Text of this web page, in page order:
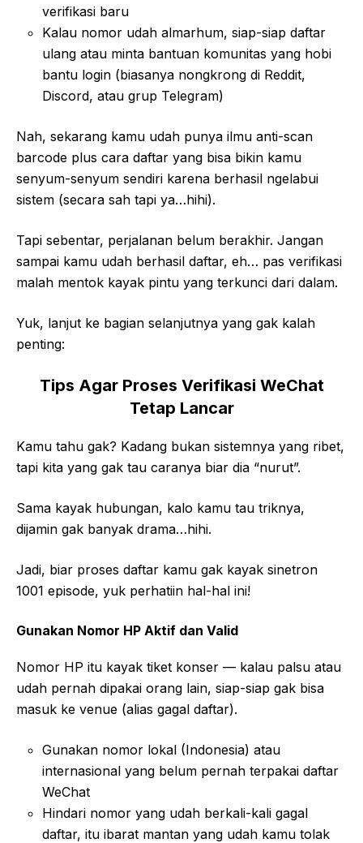
verifikasi baru
Kalau nomor udah almarhum, siap-siap daftar
ulang atau minta bantuan komunitas yang hobi
bantu login (biasanya nongkrong di Reddit,
Discord, atau grup Telegram)
Nah, sekarang kamu udah punya ilmu anti-scan
barcode plus cara daftar yang bisa bikin kamu
senyum-senyum sendiri karena berhasil ngelabui
sistem (secara sah tapi ya…hihi).
Tapi sebentar, perjalanan belum berakhir. Jangan
sampai kamu udah berhasil daftar, eh… pas verifikasi
malah mentok kayak pintu yang terkunci dari dalam.
Yuk, lanjut ke bagian selanjutnya yang gak kalah
penting:
Tips Agar Proses Verifikasi WeChat
Tetap Lancar
Kamu tahu gak? Kadang bukan sistemnya yang ribet,
tapi kita yang gak tau caranya biar dia “nurut”.
Sama kayak hubungan, kalo kamu tau triknya,
dijamin gak banyak drama…hihi.
Jadi, biar proses daftar kamu gak kayak sinetron
1001 episode, yuk perhatiin hal-hal ini!
Gunakan Nomor HP Aktif dan Valid
Nomor HP itu kayak tiket konser — kalau palsu atau
udah pernah dipakai orang lain, siap-siap gak bisa
masuk ke venue (alias gagal daftar).
Gunakan nomor lokal (Indonesia) atau
internasional yang belum pernah terpakai daftar
WeChat
Hindari nomor yang udah berkali-kali gagal
daftar, itu ibarat mantan yang udah kamu tolak